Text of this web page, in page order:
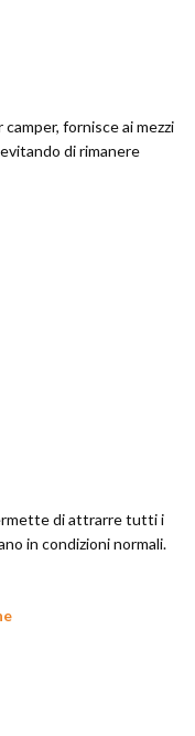
fornisce ai mezzi
di rimanere
di attrarre tutti i
in condizioni normali.